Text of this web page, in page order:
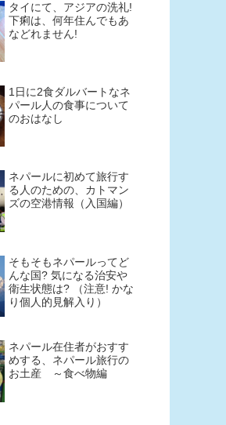
タイにて、アジアの洗礼!
下痢は、何年住んでもあ
などれません!
1日に2食ダルバートなネ
パール人の食事について
のおはなし
ネパールに初めて旅行す
る人のための、カトマン
ズの空港情報（入国編）
そもそもネパールってど
んな国? 気になる治安や
衛生状態は? （注意! かな
り個人的見解入り）
ネパール在住者がおすす
めする、ネパール旅行の
お土産 ～食べ物編